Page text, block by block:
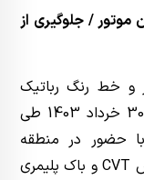
موتور / جلوگیری از
و خط رنگ رباتیک
کرمان موتور، وزیر صمت، روز چهارشنبه 30 خرداد 1403 طی
حضور در منطقه
اقتصادی ارگ جدید بم، خط تولید گیربکس CVT و باک پلیمری